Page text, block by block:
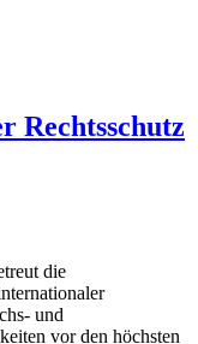
Rechtsschutz
die
und
vor den höchsten